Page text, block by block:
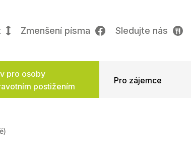
Zmenšení písma Sledujte nás
pro osoby
postižením
Pro zájemce